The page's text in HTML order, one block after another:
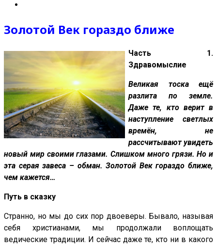
Золотой Век гораздо ближе
Часть 1.
Здравомыслие
Великая тоска ещё
разлита по земле.
Даже те, кто верит в
наступление светлых
времён, не
рассчитывают увидеть
новый мир своими глазами. Слишком много грязи. Но и
эта серая завеса – обман. Золотой Век гораздо ближе,
чем кажется…
Путь в сказку
Странно, но мы до сих пор двоеверы. Бывало, называя
себя христианами, мы продолжали воплощать
ведические традиции. И сейчас даже те, кто ни в какого